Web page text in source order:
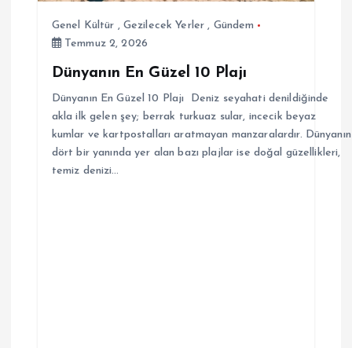
Genel Kültür , Gezilecek Yerler , Gündem
Temmuz 2, 2026
Dünyanın En Güzel 10 Plajı
Dünyanın En Güzel 10 Plajı Deniz seyahati denildiğinde
akla ilk gelen şey; berrak turkuaz sular, incecik beyaz
kumlar ve kartpostalları aratmayan manzaralardır. Dünyanın
dört bir yanında yer alan bazı plajlar ise doğal güzellikleri,
temiz denizi…